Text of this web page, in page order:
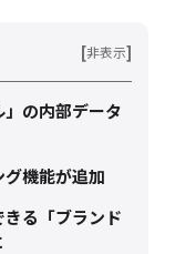
[非表示]
の内部データ
機能が追加
る「ブランド